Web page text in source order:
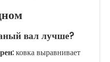
вал лучше?
ковка выравнивает